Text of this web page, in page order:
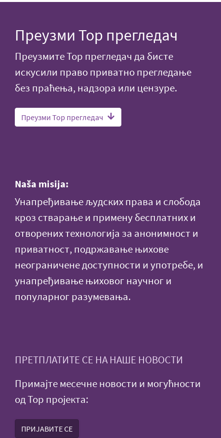
Преузми Тор прегледач
Преузмите Тор прегледач да бисте
искусили право приватно прегледање
без праћења, надзора или цензуре.
Преузми Тор прегледач
Naša misija:
Унапређивање људских права и слобода
кроз стварање и примену бесплатних и
отворених технологија за анонимност и
приватност, подржавање њихове
неограничене доступности и употребе, и
унапређивање њиховог научног и
популарног разумевања.
ПРЕТПЛАТИТЕ СЕ НА НАШЕ НОВОСТИ
Примајте месечне новости и могућности
од Тор пројекта:
ПРИЈАВИТЕ СЕ